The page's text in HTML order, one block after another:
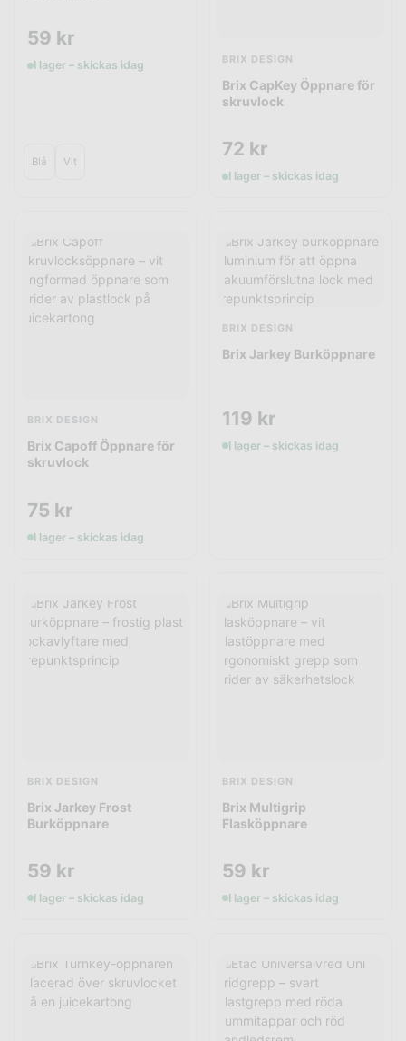
59 kr
I lager – skickas idag
Blå Vit
BRIX DESIGN
Brix CapKey Öppnare för
skruvlock
72 kr
I lager – skickas idag
BRIX DESIGN
Brix Capoff Öppnare för
skruvlock
75 kr
I lager – skickas idag
BRIX DESIGN
Brix Jarkey Burköppnare
119 kr
I lager – skickas idag
BRIX DESIGN
Brix Jarkey Frost
Burköppnare
59 kr
I lager – skickas idag
BRIX DESIGN
Brix Multigrip
Flasköppnare
59 kr
I lager – skickas idag